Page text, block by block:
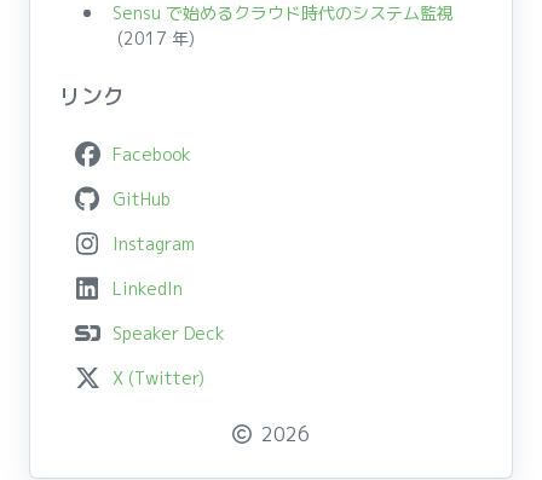
Sensu で始めるクラウド時代のシステム監視
(2017 年)
リンク
Facebook
GitHub
Instagram
LinkedIn
Speaker Deck
X (Twitter)
2026